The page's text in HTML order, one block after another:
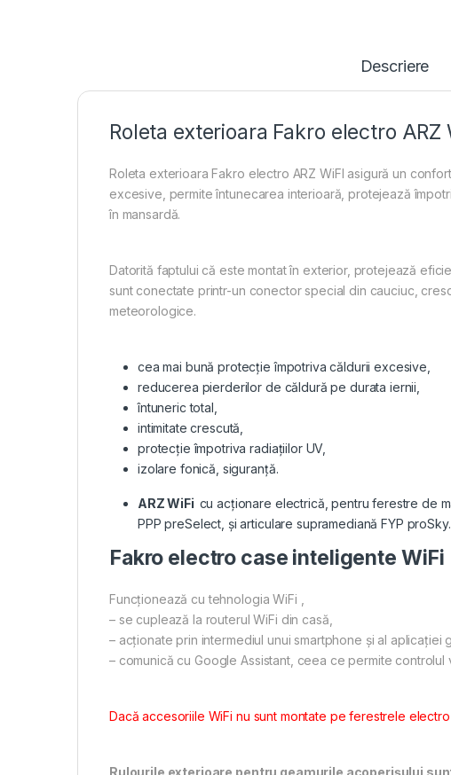
Descriere
Roleta exterioara Fakro electro ARZ
Roleta exterioara Fakro electro ARZ WiFI asigură un
excesive, permite întunecarea interioară, protejează
în mansardă.
Datorită faptului că este montat în exterior, protejează
sunt conectate printr-un conector special din cauciuc,
meteorologice.
cea mai bună protecție împotriva căldurii excesive,
reducerea pierderilor de căldură pe durata iernii,
întuneric total,
intimitate crescută,
protecție împotriva radiațiilor UV,
izolare fonică, siguranță.
ARZ WiFi cu acționare electrică, pentru ferestre de
PPP preSelect, și articulare supramediană FYP proSky.
Fakro electro case inteligente WiFi
Funcţionează cu tehnologia WiFi ,
– se cuplează la routerul WiFi din casă,
– acţionate prin intermediul unui smartphone și al aplicaţiei
– comunică cu Google Assistant, ceea ce permite
Dacă accesoriile WiFi nu sunt montate pe ferestrele